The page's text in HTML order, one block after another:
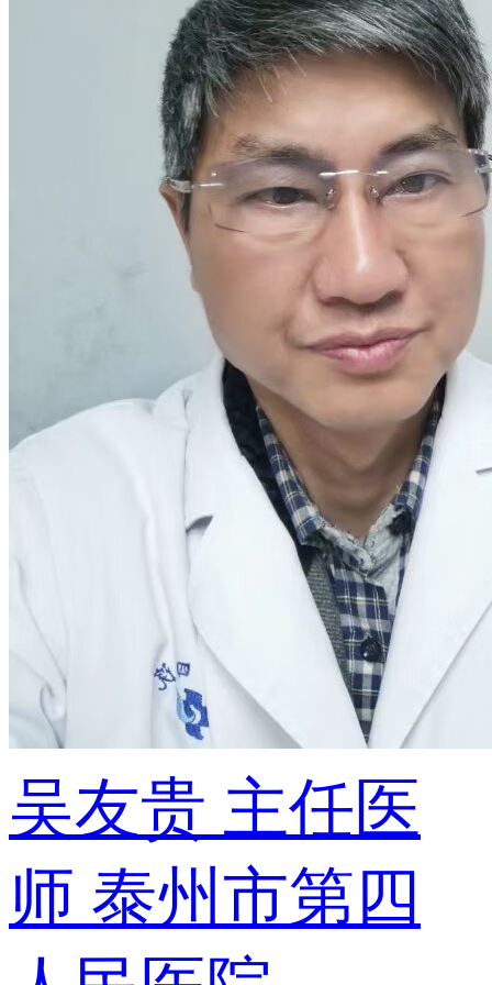
吴友贵 主任医
师 泰州市第四